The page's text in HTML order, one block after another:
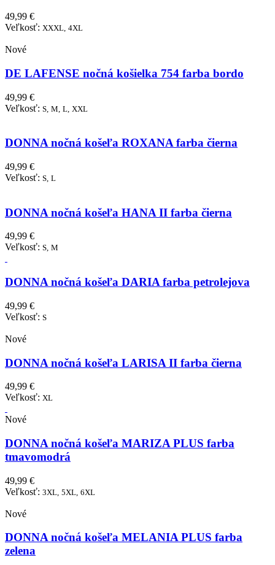
49,99 €
Veľkosť: XXXL, 4XL
Nové
DE LAFENSE nočná košielka 754 farba bordo
49,99 €
Veľkosť: S, M, L, XXL
DONNA nočná košeľa ROXANA farba čierna
49,99 €
Veľkosť: S, L
DONNA nočná košeľa HANA II farba čierna
49,99 €
Veľkosť: S, M
DONNA nočná košeľa DARIA farba petrolejova
49,99 €
Veľkosť: S
Nové
DONNA nočná košeľa LARISA II farba čierna
49,99 €
Veľkosť: XL
Nové
DONNA nočná košeľa MARIZA PLUS farba
tmavomodrá
49,99 €
Veľkosť: 3XL, 5XL, 6XL
Nové
DONNA nočná košeľa MELANIA PLUS farba
zelena